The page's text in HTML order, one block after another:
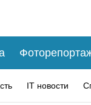
IT новости